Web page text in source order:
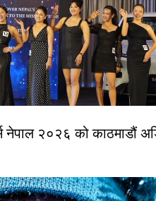
नेपाल २०२६ को काठमाडौं